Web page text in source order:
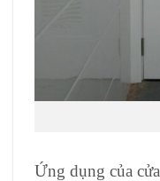
Ứng dụng của